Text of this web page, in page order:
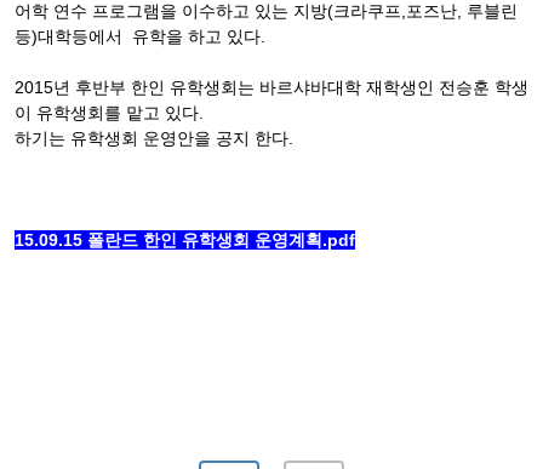
어학 연수 프로그램을 이수하고 있는 지방(크라쿠프,포즈난, 루블린
등)대학등에서 유학을 하고 있다.
2015년 후반부 한인 유학생회는 바르샤바대학 재학생인 전승훈 학생
이 유학생회를 맡고 있다.
하기는 유학생회 운영안을 공지 한다.
15.09.15 폴란드 한인 유학생회 운영계획.pdf